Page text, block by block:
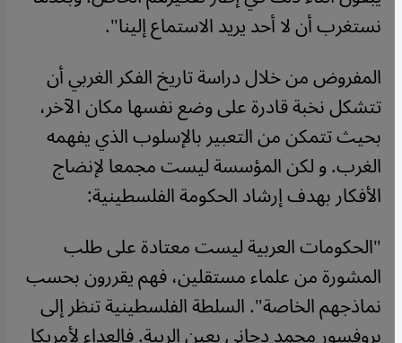
نستغرب أن لا أحد يريد الاستماع إلينا".
المفروض من خلال دراسة تاريخ الفكر الغربي أن
تتشكل نخبة قادرة على وضع نفسها مكان الآخر،
بحيث تتمكن من التعبير بالإسلوب الذي يفهمه
الغرب. و لكن المؤسسة ليست مجمعا لإنضاج
الأفكار بهدف إرشاد الحكومة الفلسطينية:
"الحكومات العربية ليست معتادة على طلب
المشورة من علماء مستقلين، فهم يقررون بحسب
نماذجهم الخاصة". السلطة الفلسطينية تنظر إلى